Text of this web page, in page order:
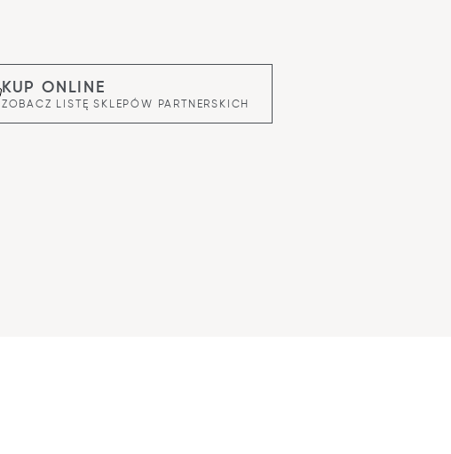
KUP ONLINE
ZOBACZ LISTĘ SKLEPÓW PARTNERSKICH